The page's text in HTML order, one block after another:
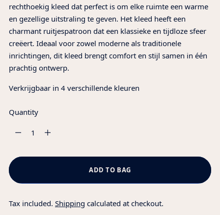
rechthoekig kleed dat perfect is om elke ruimte een warme
en gezellige uitstraling te geven. Het kleed heeft een
charmant ruitjespatroon dat een klassieke en tijdloze sfeer
creëert. Ideaal voor zowel moderne als traditionele
inrichtingen, dit kleed brengt comfort en stijl samen in één
prachtig ontwerp.
Verkrijgbaar in 4 verschillende kleuren
Quantity
Quantity
ADD TO BAG
Tax included. Shipping calculated at checkout.